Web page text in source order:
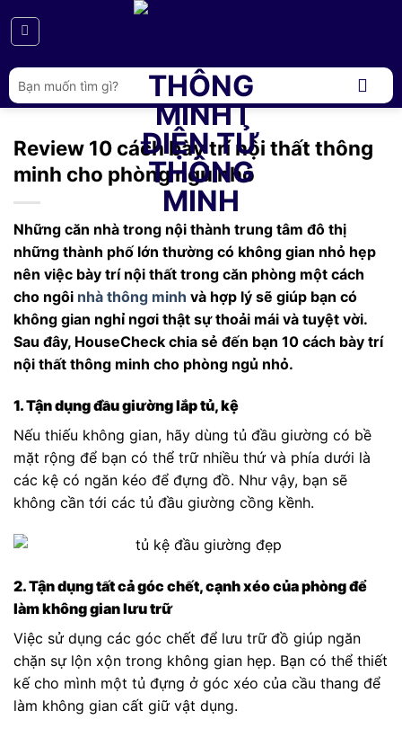
qua
dung
Tìm
kiếm:
Review 10 cách bày trí nội thất thông
minh cho phòng ngủ nhỏ
Những căn nhà trong nội thành trung tâm đô thị
những thành phố lớn thường có không gian nhỏ hẹp
nên việc bày trí nội thất trong căn phòng một cách
cho ngôi nhà thông minh và hợp lý sẽ giúp bạn có
không gian nghỉ ngơi thật sự thoải mái và tuyệt vời.
Sau đây, HouseCheck chia sẻ đến bạn 10 cách bày trí
nội thất thông minh cho phòng ngủ nhỏ.
1. Tận dụng đầu giường lắp tủ, kệ
Nếu thiếu không gian, hãy dùng tủ đầu giường có bề
mặt rộng để bạn có thể trữ nhiều thứ và phía dưới là
các kệ có ngăn kéo để đựng đồ. Như vậy, bạn sẽ
không cần tới các tủ đầu giường cồng kềnh.
2. Tận dụng tất cả góc chết, cạnh xéo của phòng để
làm không gian lưu trữ
Việc sử dụng các góc chết để lưu trữ đồ giúp ngăn
chặn sự lộn xộn trong không gian hẹp. Bạn có thể thiết
kế cho mình một tủ đựng ở góc xéo của cầu thang để
làm không gian cất giữ vật dụng.